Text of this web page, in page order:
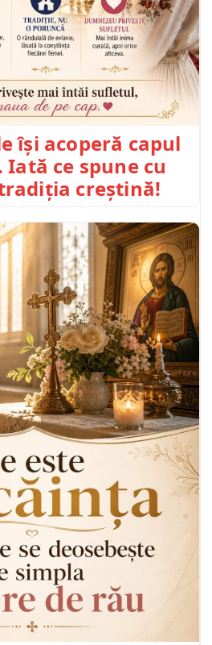
își acoperă capul
ce spune cu
creștină!